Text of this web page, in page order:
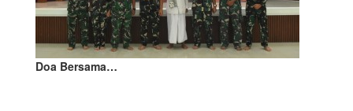
Doa Bersama…